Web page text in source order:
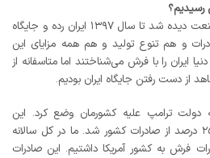
از زمانی که فرش به عنوان یک صنعت دیده شد تا سال ۱۳۹۷ ایران رده و جایگاه
و هم تنوع تولید و هم همه مزایای این
ایران را با فرش می‌شناختند اما متاسفانه از
ترامپ علیه کشورمان وضع کرد. این
تحریم‌ها به طور مستقیم شامل ۲۵ درصد از صادرات کشور شد. ما در کل سالانه
دلار صادرات فرش به کشور آمریکا داشتیم. این صادرات